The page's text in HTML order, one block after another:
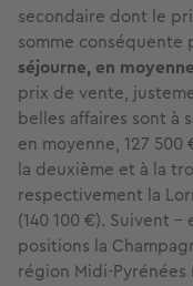
secondaire dont le
somme conséquente
séjourne, en
prix de vente,
belles affaires sont à
en moyenne, 127
la deuxième et à la
respectivement la
(140 100 €). Suivent
positions la
région Midi-Pyrénées